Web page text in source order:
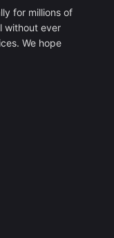
for millions of
without ever
We hope